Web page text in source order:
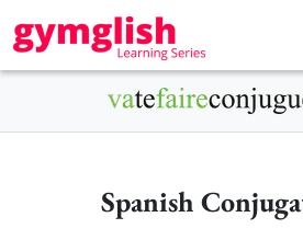
Spanish